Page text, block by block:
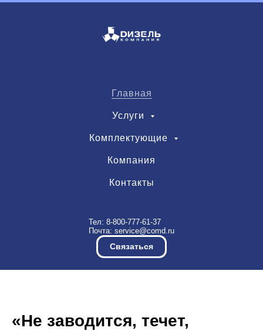
Главная
Услуги
Комплектующие
Компания
Контакты
Тел: 8-800-777-61-37
Почта: service@comd.ru
Связаться
«Не заводится, течет,